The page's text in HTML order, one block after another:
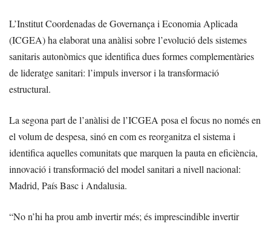
L’Institut Coordenadas de Governança i Economia Aplicada
(ICGEA) ha elaborat una anàlisi sobre l’evolució dels sistemes
sanitaris autonòmics que identifica dues formes complementàries
de lideratge sanitari: l’impuls inversor i la transformació
estructural.
La segona part de l’anàlisi de l’ICGEA posa el focus no només en
el volum de despesa, sinó en com es reorganitza el sistema i
identifica aquelles comunitats que marquen la pauta en eficiència,
innovació i transformació del model sanitari a nivell nacional:
Madrid, País Basc i Andalusia.
“No n’hi ha prou amb invertir més; és imprescindible invertir